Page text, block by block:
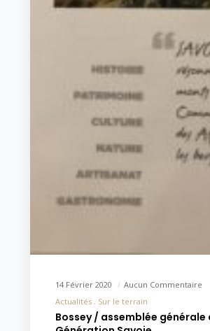
14 Février 2020
Aucun Commentaire
Actualités
Sur le terrain
Bossey / assemblée générale